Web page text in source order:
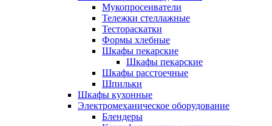
Мукопросеиватели
Тележки стеллажные
Тестораскатки
Формы хлебные
Шкафы пекарские
Шкафы пекарские
Шкафы расстоечные
Шпильки
Шкафы кухонные
Электромеханическое оборудование
Блендеры